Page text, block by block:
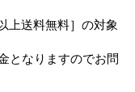
上送料無料］の対象
となりますのでお問